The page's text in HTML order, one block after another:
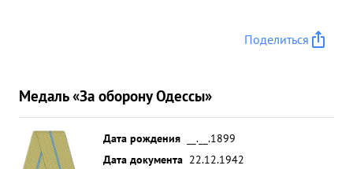
Поделиться
Медаль «За оборону Одессы»
Дата рождения
__.__.1899
Дата документа 22.12.1942